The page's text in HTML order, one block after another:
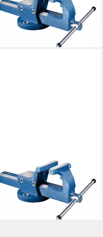
Schraubstock,
Parallelschraubstock 180 mm
293,98 €
lieferbar - in 2-3 Werktagen bei dir
Schraubstock,
Parallelschraubstock 120 mm
142,98 €
lieferbar - in 2-3 Werktagen bei dir